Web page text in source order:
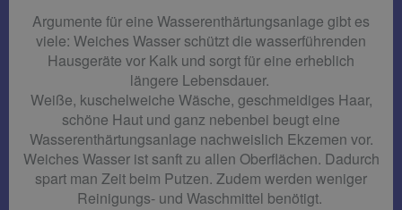
Argumente für eine Wasserenthärtungsanlage gibt es
viele: Weiches Wasser schützt die wasserführenden
Hausgeräte vor Kalk und sorgt für eine erheblich
längere Lebensdauer.
Weiße, kuschelweiche Wäsche, geschmeidiges Haar,
schöne Haut und ganz nebenbei beugt eine
Wasserenthärtungsanlage nachweislich Ekzemen vor.
Weiches Wasser ist sanft zu allen Oberflächen. Dadurch
spart man Zeit beim Putzen. Zudem werden weniger
Reinigungs- und Waschmittel benötigt.